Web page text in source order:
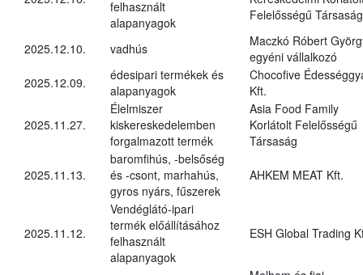
felhasznált
alapanyagok
Felelősségű Társaság
2025.12.10. vadhús
Maczkó Róbert
egyéni vállalkozó
2025.12.09.
édesipari termékek és
alapanyagok
Chocofive
Kft.
2025.11.27.
Élelmiszer
kiskereskedelemben
forgalmazott termék
Asia Food Family
Korlátolt Felelősségű
Társaság
2025.11.13.
baromfihús, -belsőség
és -csont, marhahús,
gyros nyárs, fűszerek
AHKEM MEAT Kft.
2025.11.12.
Vendéglátó-ipari
termék előállításához
felhasznált
alapanyagok
ESH Global Trading